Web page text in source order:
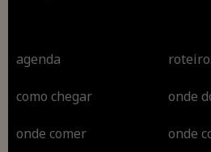
agenda
como chegar onde
onde comer onde